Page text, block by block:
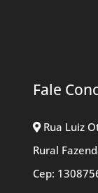
Fale
Rua Luiz
Rural
Cep: